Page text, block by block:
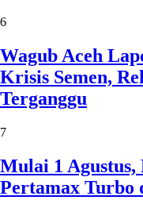
6
Wagub Aceh
Krisis Semen,
Terganggu
7
Mulai 1 Agustus,
Pertamax Turbo